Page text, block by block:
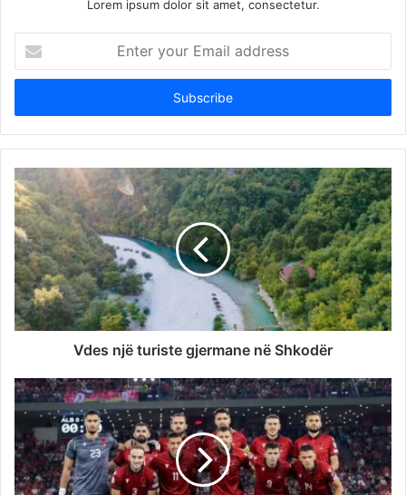
Lorem ipsum dolor sit amet, consectetur.
your
Email
Vdes një turiste gjermane në Shkodër